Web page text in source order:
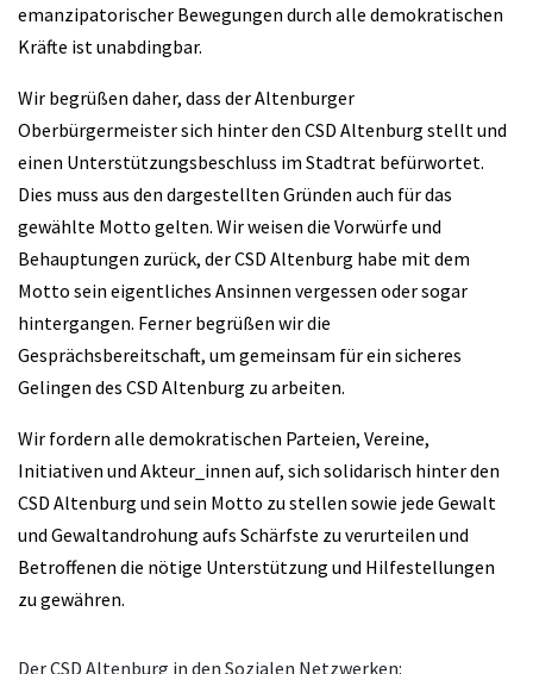
emanzipatorischer Bewegungen durch alle demokratischen
Kräfte ist unabdingbar.
Wir begrüßen daher, dass der Altenburger
Oberbürgermeister sich hinter den CSD Altenburg stellt und
einen Unterstützungsbeschluss im Stadtrat befürwortet.
Dies muss aus den dargestellten Gründen auch für das
gewählte Motto gelten. Wir weisen die Vorwürfe und
Behauptungen zurück, der CSD Altenburg habe mit dem
Motto sein eigentliches Ansinnen vergessen oder sogar
hintergangen. Ferner begrüßen wir die
Gesprächsbereitschaft, um gemeinsam für ein sicheres
Gelingen des CSD Altenburg zu arbeiten.
Wir fordern alle demokratischen Parteien, Vereine,
Initiativen und Akteur_innen auf, sich solidarisch hinter den
CSD Altenburg und sein Motto zu stellen sowie jede Gewalt
und Gewaltandrohung aufs Schärfste zu verurteilen und
Betroffenen die nötige Unterstützung und Hilfestellungen
zu gewähren.
Der CSD Altenburg in den Sozialen Netzwerken: